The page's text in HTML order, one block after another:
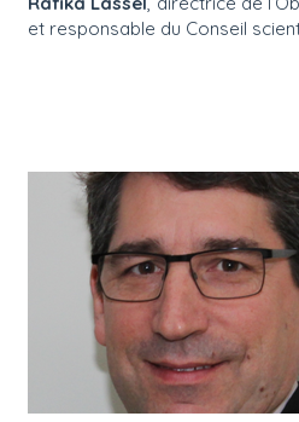
et responsable du Conseil